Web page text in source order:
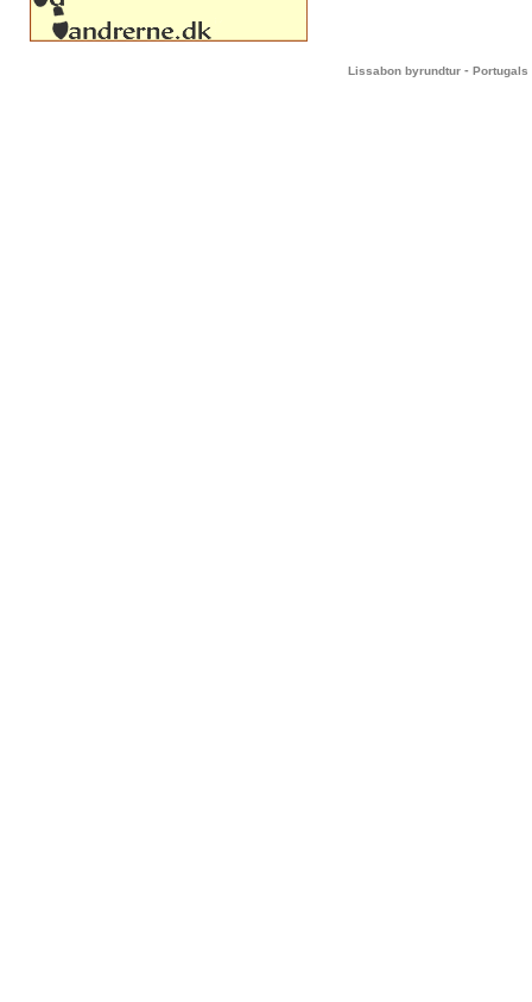
Lissabon byrundtur - Portugals